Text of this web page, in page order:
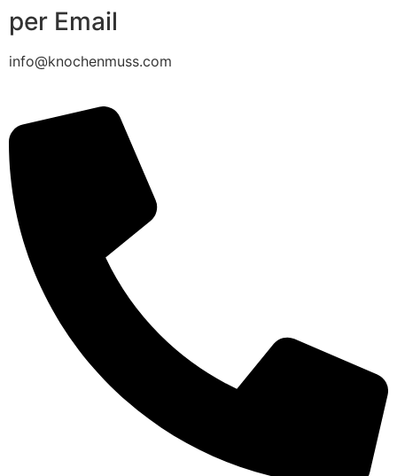
per Email
info@knochenmuss.com